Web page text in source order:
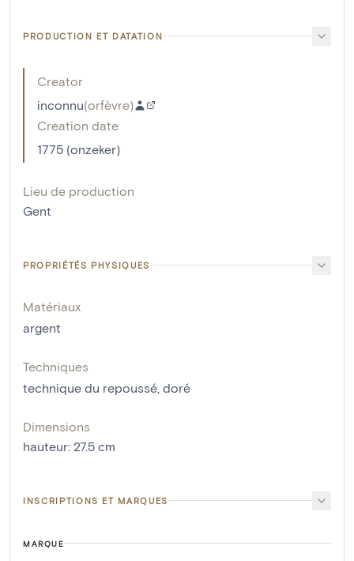
PRODUCTION ET DATATION
Creator
inconnu(orfèvre)
Creation date
1775 (onzeker)
Lieu de production
Gent
PROPRIÉTÉS PHYSIQUES
Matériaux
argent
Techniques
technique du repoussé doré
Dimensions
hauteur: 27.5 cm
INSCRIPTIONS ET MARQUES
MARQUE